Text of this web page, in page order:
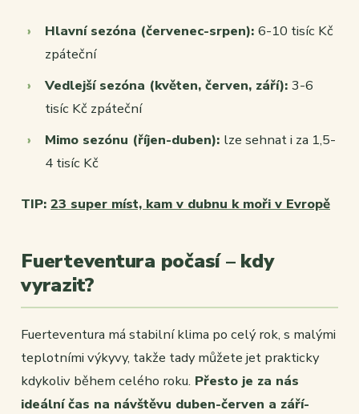
Hlavní sezóna (červenec-srpen): 6-10 tisíc Kč
zpáteční
Vedlejší sezóna (květen, červen, září): 3-6
tisíc Kč zpáteční
Mimo sezónu (říjen-duben): lze sehnat i za 1,5-
4 tisíc Kč
TIP: 23 super míst, kam v dubnu k moři v Evropě
Fuerteventura počasí – kdy
vyrazit?
Fuerteventura má stabilní klima po celý rok, s malými
teplotními výkyvy, takže tady můžete jet prakticky
kdykoliv během celého roku. Přesto je za nás
ideální čas na návštěvu duben-červen a září-